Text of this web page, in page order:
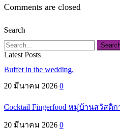
Comments are closed
Search
Latest Posts
Buffet in the wedding.
20 มีนาคม 2026 0
Cocktail Fingerfood หมู่บ้านสวัสดิ
20 มีนาคม 2026 0